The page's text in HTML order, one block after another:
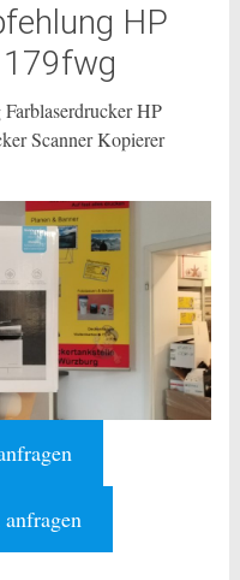
HP
HP
Scanner Kopierer